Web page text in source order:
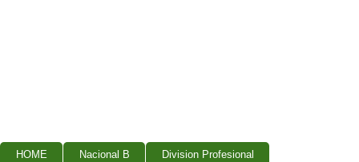
HOME Nacional B Division Profesional